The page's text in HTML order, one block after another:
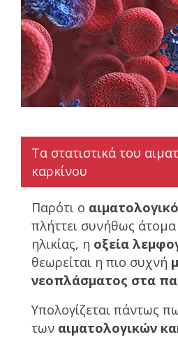
Τα στατιστικά του
καρκίνου
Παρότι ο
πλήττει συνήθως
ηλικίας, η οξεία
θεωρείται η πιο συχνή
νεοπλάσματος στα
Υπολογίζεται πάντως
των αιματολογικών